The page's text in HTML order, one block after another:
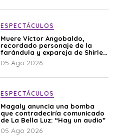
ESPECTÁCULOS
Muere Víctor Angobaldo,
recordado personaje de la
farándula y expareja de Shirley
Cherres
05 Ago 2026
ESPECTÁCULOS
Magaly anuncia una bomba
que contradeciría comunicado
de La Bella Luz: “Hay un audio”
05 Ago 2026